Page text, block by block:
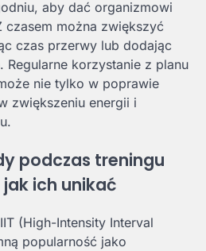
aby dać organizmowi
czasem można zwiększyć
czas przerwy lub dodając
Regularne korzystanie z planu
nie tylko w poprawie
zwiększeniu energii i
podczas treningu
ich unikać
(High-Intensity Interval
popularność jako